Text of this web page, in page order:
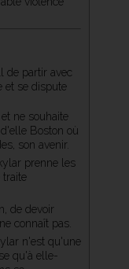
de partir avec
et se dispute
ne souhaite
Boston où
son avenir.
prenne les
traite
de devoir
connaît pas.
n'est qu'une
qu'à elle-